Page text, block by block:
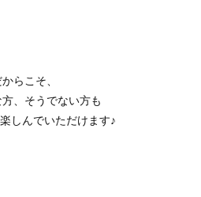
らこそ、
、そうでない方も
しんでいただけます♪